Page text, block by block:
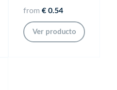
from € 0.54
Ver producto